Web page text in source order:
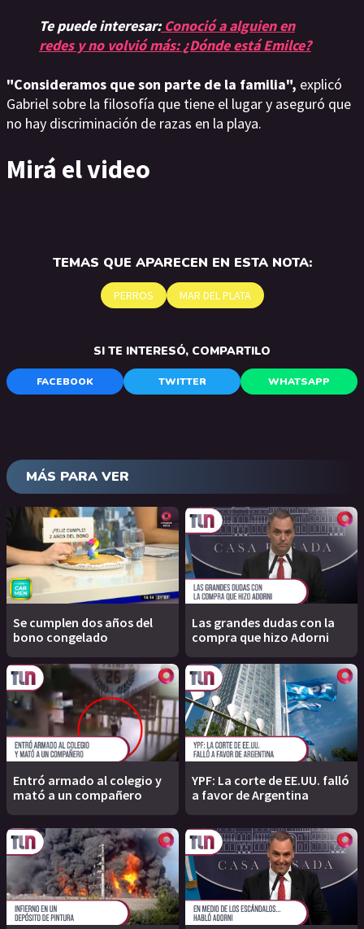
Te puede interesar:Conoció a alguien en
redes y no volvió más: ¿Dónde está Emilce?
"Consideramos que son parte de la familia", explicó
Gabriel sobre la filosofía que tiene el lugar y aseguró que
no hay discriminación de razas en la playa.
Mirá el video
TEMAS QUE APARECEN EN ESTA NOTA:
PERROS MAR DEL PLATA
SI TE INTERESÓ, COMPARTILO
FACEBOOK TWITTER WHATSAPP
MÁS PARA VER
Se cumplen dos años del
bono congelado
Las grandes dudas con la
compra que hizo Adorni
Entró armado al colegio y
mató a un compañero
YPF: La corte de EE.UU. falló
a favor de Argentina